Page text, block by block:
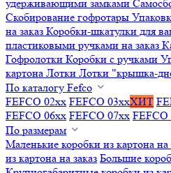
удерживающими замками
Скобирование гофротары
на заказ Коробки-шкатулки для
пластиковыми ручками на заказ
Гофролотки Коробки с ручками
картона Лотки Лотки "крышка-
По каталогу Fefco
FEFCO 02xx FEFCO 03xxХИТ
FEFCO 06xx FEFCO 07xx FEFCO
По размерам
Маленькие коробки из картона на
из картона на заказ Большие